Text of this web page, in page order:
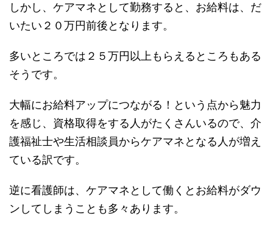
しかし、ケアマネとして勤務すると、お給料は、だ
いたい２０万円前後となります。
多いところでは２５万円以上もらえるところもある
そうです。
大幅にお給料アップにつながる！という点から魅力
を感じ、資格取得をする人がたくさんいるので、介
護福祉士や生活相談員からケアマネとなる人が増え
ている訳です。
逆に看護師は、ケアマネとして働くとお給料がダウ
ンしてしまうことも多々あります。